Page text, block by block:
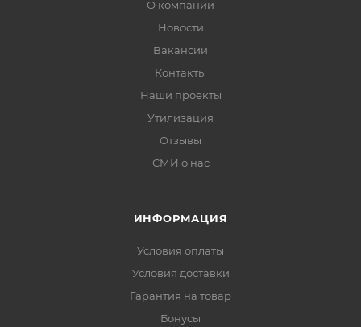
О компании
Новости
Вакансии
Контакты
Наши проекты
Утилизация
Отзывы
СМИ о нас
ИНФОРМАЦИЯ
Условия оплаты
Условия доставки
Гарантия на товар
Бонусы